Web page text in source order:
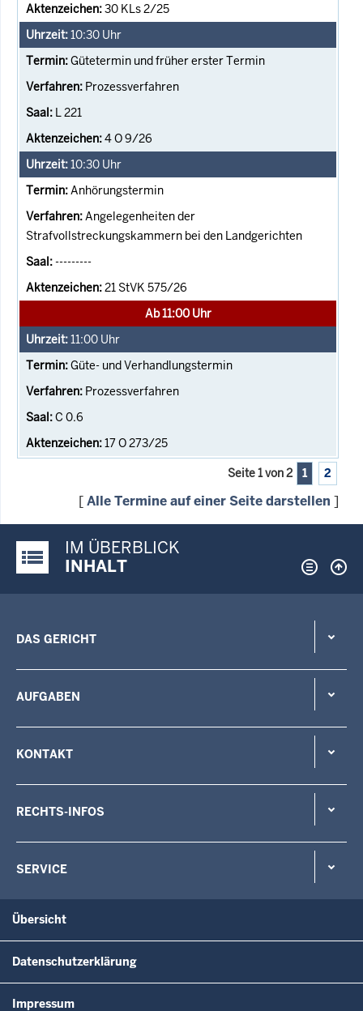
30 KLs 2/25
10:30 Uhr
Gütetermin und früher erster Termin
Prozessverfahren
L 221
4 O 9/26
10:30 Uhr
Anhörungstermin
Angelegenheiten der
Strafvollstreckungskammern bei den Landgerichten
---------
21 StVK 575/26
Ab 11:00 Uhr
11:00 Uhr
Güte- und Verhandlungstermin
Prozessverfahren
C 0.6
17 O 273/25
Seite 1 von 2 1 2
[Alle Termine auf einer Seite darstellen ]
Justiz-Portal im Überblick:
IM ÜBERBLICK
INHALT
DAS GERICHT
AUFGABEN
KONTAKT
RECHTS-INFOS
SERVICE
Übersicht
Datenschutzerklärung
Impressum